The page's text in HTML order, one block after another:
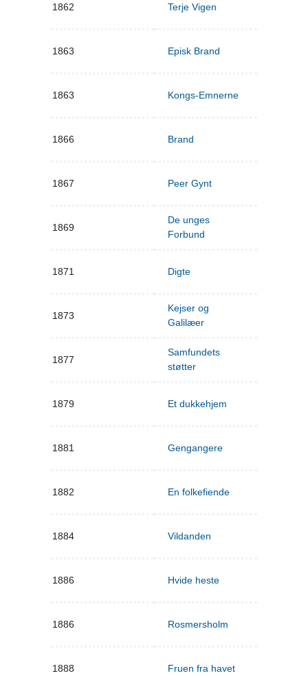
1862 Terje Vigen
1863 Episk Brand
1863 Kongs-Emnerne
1866 Brand
1867 Peer Gynt
1869
De unges
Forbund
1871 Digte
1873
Kejser og
Galilæer
1877
Samfundets
støtter
1879 Et dukkehjem
1881 Gengangere
1882 En folkefiende
1884 Vildanden
1886 Hvide heste
1886 Rosmersholm
1888 Fruen fra havet